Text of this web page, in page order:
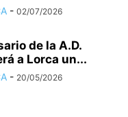
- 02/07/2026
de la A.D.
a Lorca un...
- 20/05/2026